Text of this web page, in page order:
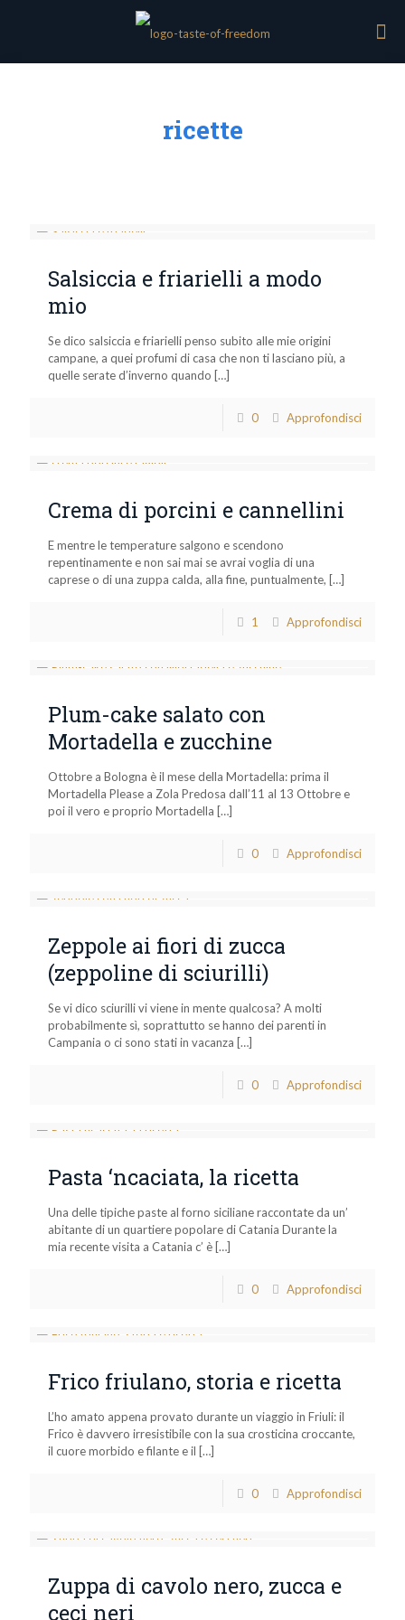
ricette
Salsiccia e friarielli a modo
mio
Se dico salsiccia e friarielli penso subito alle mie origini
campane, a quei profumi di casa che non ti lasciano più, a
quelle serate d’inverno quando […]
0 Approfondisci
Crema di porcini e cannellini
E mentre le temperature salgono e scendono
repentinamente e non sai mai se avrai voglia di una
caprese o di una zuppa calda, alla fine, puntualmente, […]
1 Approfondisci
Plum-cake salato con
Mortadella e zucchine
Ottobre a Bologna è il mese della Mortadella: prima il
Mortadella Please a Zola Predosa dall’11 al 13 Ottobre e
poi il vero e proprio Mortadella […]
0 Approfondisci
Zeppole ai fiori di zucca
(zeppoline di sciurilli)
Se vi dico sciurilli vi viene in mente qualcosa? A molti
probabilmente sì, soprattutto se hanno dei parenti in
Campania o ci sono stati in vacanza […]
0 Approfondisci
Pasta ‘ncaciata, la ricetta
Una delle tipiche paste al forno siciliane raccontate da un’
abitante di un quartiere popolare di Catania Durante la
mia recente visita a Catania c’ è […]
0 Approfondisci
Frico friulano, storia e ricetta
L’ho amato appena provato durante un viaggio in Friuli: il
Frico è davvero irresistibile con la sua crosticina croccante,
il cuore morbido e filante e il […]
0 Approfondisci
Zuppa di cavolo nero, zucca e
ceci neri